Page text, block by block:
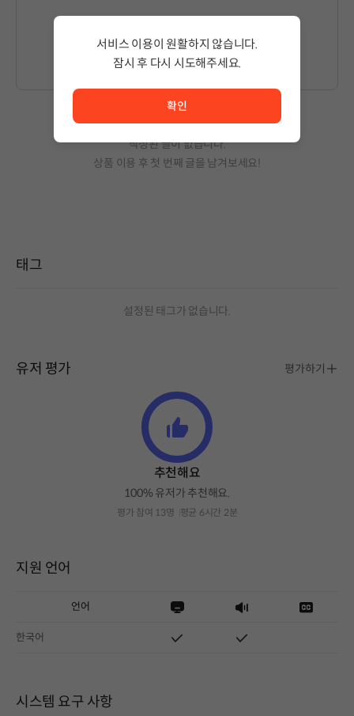
작성된 글이 없습니다.
상품 이용 후 첫 번째 글을 남겨보세요!
태그
설정된 태그가 없습니다.
유저 평가 평가하기
추천해요
100% 유저가 추천해요.
평가 참여 13명 평균 6시간 2분
지원 언어
언어
한국어
시스템 요구 사항
서비스 이용이 원활하지 않습니다.
잠시 후 다시 시도해주세요.
확인